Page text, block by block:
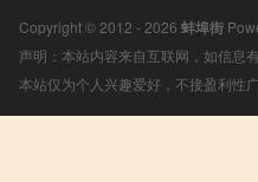
Copyright © 2012 - 2026 蚌埠街
声明：本站内容来自互联网，如信息
本站仅为个人兴趣爱好，不接盈利性